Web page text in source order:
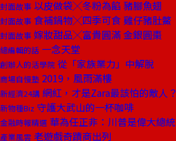
封面故事 以皮做袋╳冬粉為餡 豬腳魚翅
封面故事 食補鍋物╳四季可食 雞仔豬肚鱉
封面故事 嫁妝甜品╳富貴圓滿 金銀圓棗
總編輯的話 一念天堂
創辦人的活學院 從「家族業力」中解脫
商場自慢塾 2019，風雨滿樓
新經濟24講 網紅，才是Zara最該怕的敵人？
新物種Biz 守護大武山的一杯咖啡
金融時報精選 華為任正非：川普是偉大總統
產業風雲 老遊戲奇蹟商出列